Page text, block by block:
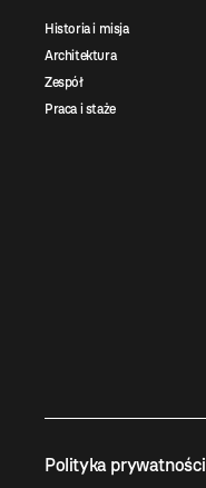
Historia i misja
Architektura
Zespół
Praca i staże
Polityka prywatności